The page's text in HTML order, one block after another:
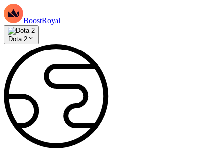
BoostRoyal
Dota 2